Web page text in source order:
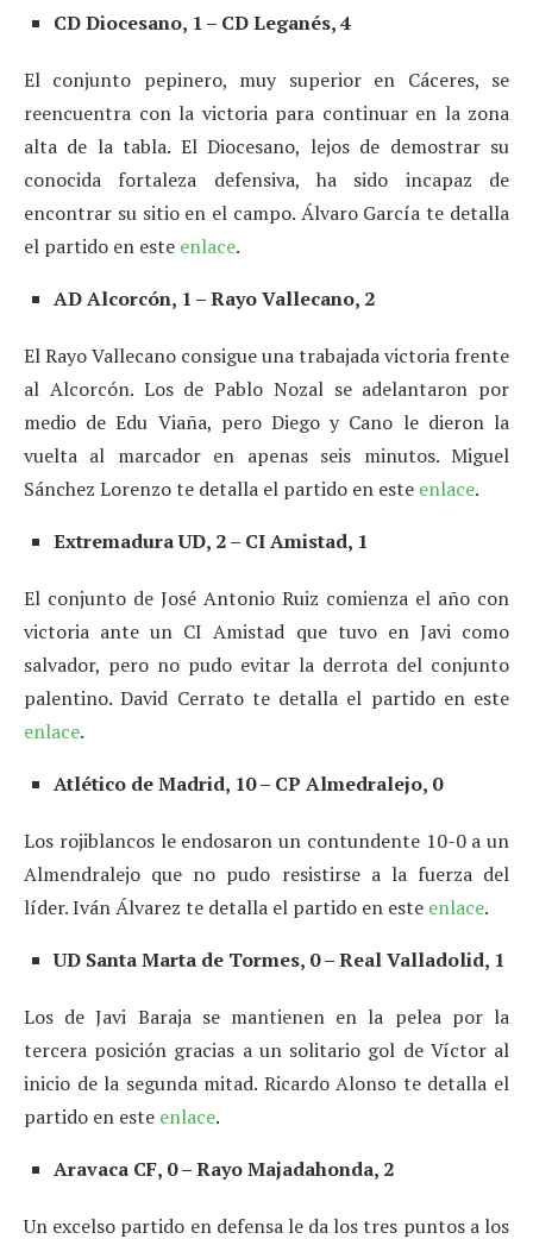
CD Diocesano, 1 – CD Leganés, 4
El conjunto pepinero, muy superior en Cáceres, se
reencuentra con la victoria para continuar en la zona
alta de la tabla. El Diocesano, lejos de demostrar su
conocida fortaleza defensiva, ha sido incapaz de
encontrar su sitio en el campo. Álvaro García te detalla
el partido en este enlace.
AD Alcorcón, 1 – Rayo Vallecano, 2
El Rayo Vallecano consigue una trabajada victoria frente
al Alcorcón. Los de Pablo Nozal se adelantaron por
medio de Edu Viaña, pero Diego y Cano le dieron la
vuelta al marcador en apenas seis minutos. Miguel
Sánchez Lorenzo te detalla el partido en este enlace.
Extremadura UD, 2 – CI Amistad, 1
El conjunto de José Antonio Ruiz comienza el año con
victoria ante un CI Amistad que tuvo en Javi como
salvador, pero no pudo evitar la derrota del conjunto
palentino. David Cerrato te detalla el partido en este
enlace.
Atlético de Madrid, 10 – CP Almedralejo, 0
Los rojiblancos le endosaron un contundente 10-0 a un
Almendralejo que no pudo resistirse a la fuerza del
líder. Iván Álvarez te detalla el partido en este enlace.
UD Santa Marta de Tormes, 0 – Real Valladolid, 1
Los de Javi Baraja se mantienen en la pelea por la
tercera posición gracias a un solitario gol de Víctor al
inicio de la segunda mitad. Ricardo Alonso te detalla el
partido en este enlace.
Aravaca CF, 0 – Rayo Majadahonda, 2
Un excelso partido en defensa le da los tres puntos a los